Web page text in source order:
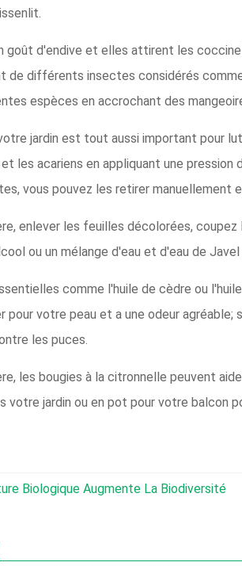
goût d'endive et elles attirent les
de différents insectes considérés
espèces en accrochant des
jardin est tout aussi important pour
les acariens en appliquant une
vous pouvez les retirer manuellement
enlever les feuilles décolorées,
ou un mélange d'eau et d'eau de
comme l'huile de cèdre ou
pour votre peau et a une odeur
les puces.
les bougies à la citronnelle peuvent
votre jardin ou en pot pour votre balcon
Biologique Augmente La Biodiversité